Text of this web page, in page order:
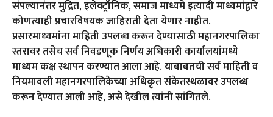
संपल्यानंतर मुद्रित, इलेक्ट्रॉनिक, समाज माध्यमे इत्यादी माध्यमांद्वारे
कोणत्याही प्रचारविषयक जाहिराती देता येणार नाहीत.
प्रसारमाध्यमांना माहिती उपलब्ध करून देण्यासाठी महानगरपालिका
स्तरावर तसेच सर्व निवडणूक निर्णय अधिकारी कार्यालयांमध्ये
माध्यम कक्ष स्थापन करण्यात आला आहे. याबाबतची सर्व माहिती व
नियमावली महानगरपालिकेच्या अधिकृत संकेतस्थळावर उपलब्ध
करून देण्यात आली आहे, असे देखील त्यांनी सांगितले.